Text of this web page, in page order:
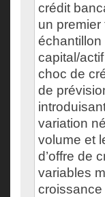
crédit
un
échantillon
capital/
choc de
de
variation
volume et
d’offre de
variables
croissance